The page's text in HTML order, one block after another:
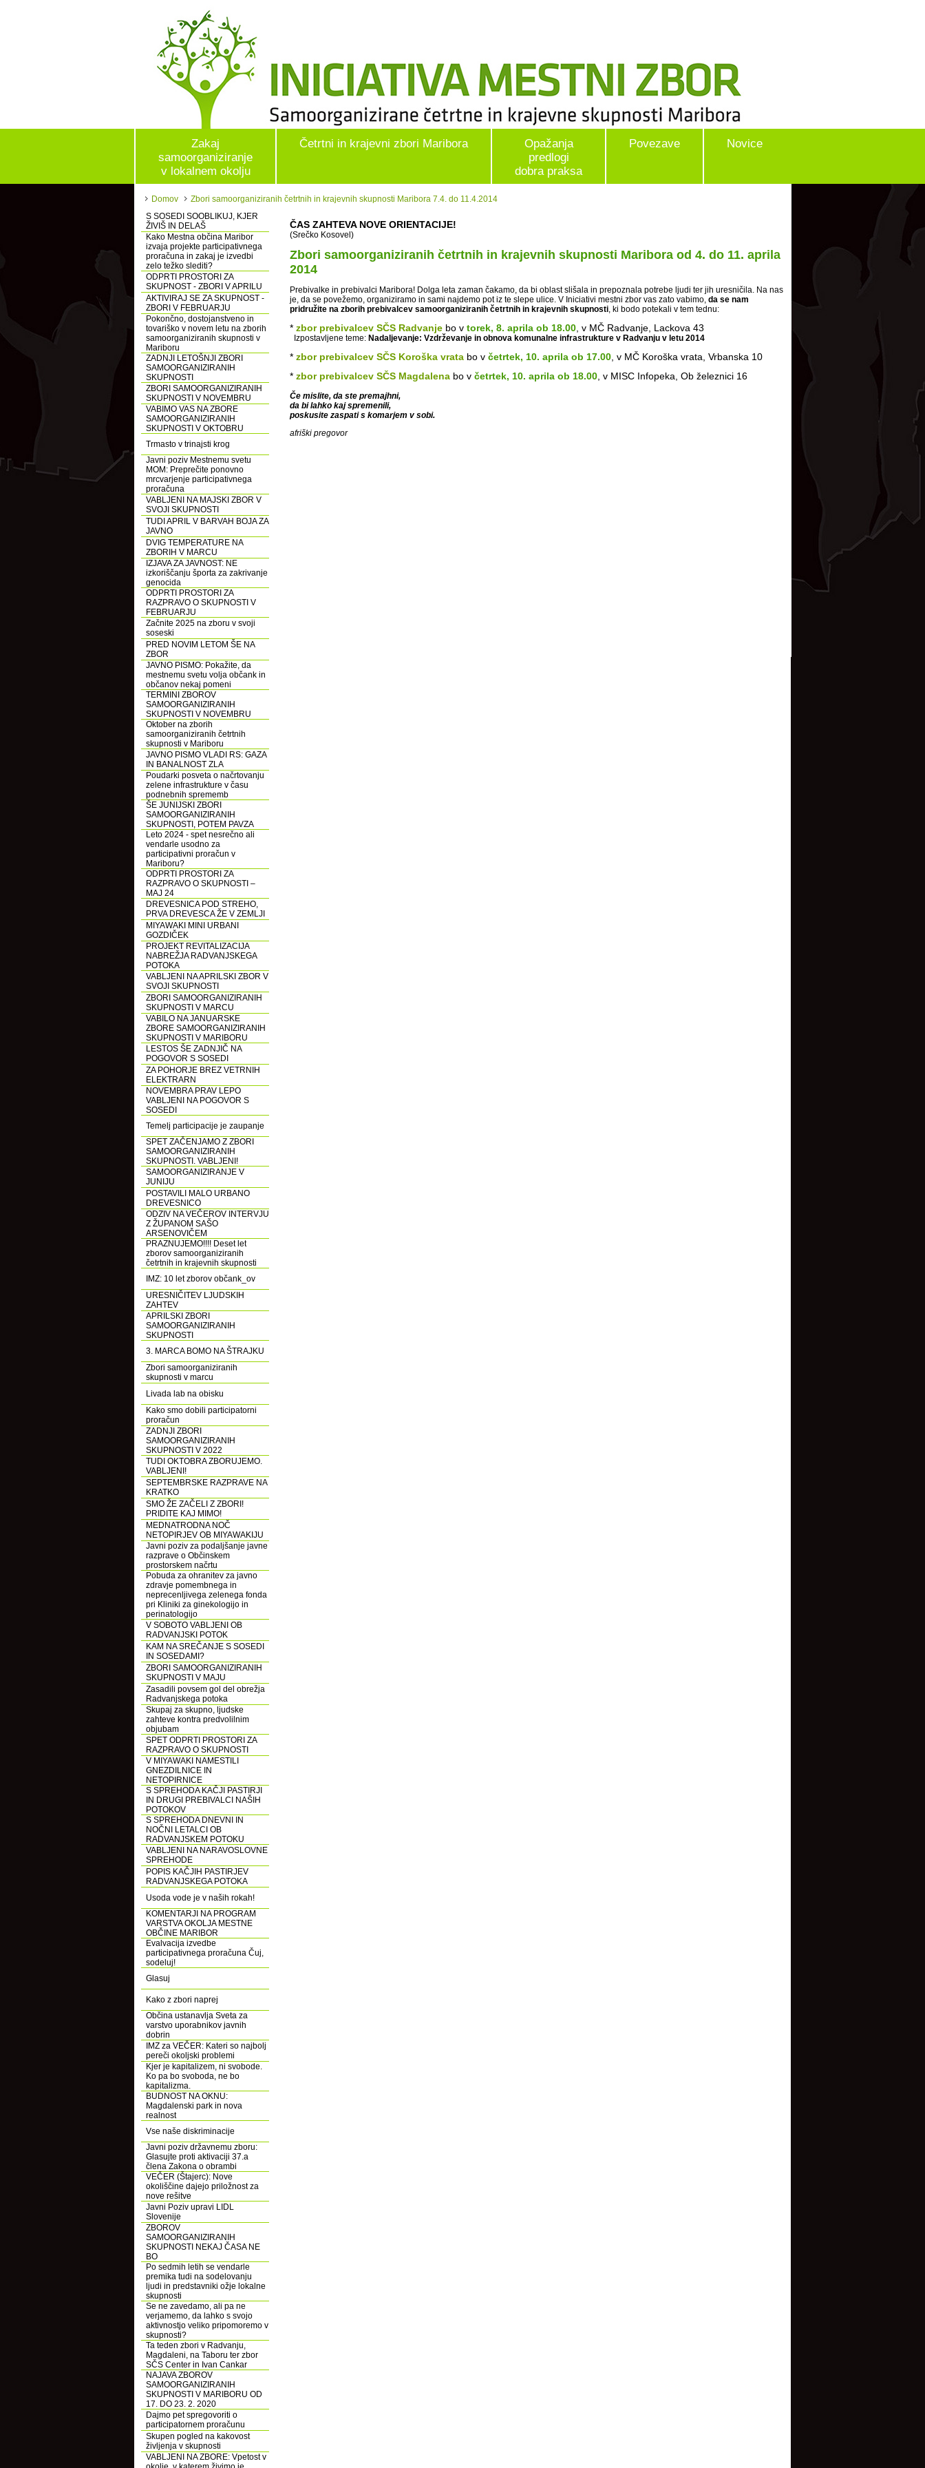
Zakaj
samoorganiziranje
v lokalnem okolju
Četrtni in krajevni zbori Maribora
Opažanja
predlogi
dobra praksa
Povezave Novice
Domov
Zbori samoorganiziranih četrtnih in krajevnih skupnosti Maribora 7.4. do 11.4.2014
S SOSEDI SOOBLIKUJ, KJER
ŽIVIŠ IN DELAŠ
Kako Mestna občina Maribor
izvaja projekte participativnega
proračuna in zakaj je izvedbi
zelo težko slediti?
ODPRTI PROSTORI ZA
SKUPNOST - ZBORI V APRILU
AKTIVIRAJ SE ZA SKUPNOST -
ZBORI V FEBRUARJU
Pokončno, dostojanstveno in
tovariško v novem letu na zborih
samoorganiziranih skupnosti v
Mariboru
ZADNJI LETOŠNJI ZBORI
SAMOORGANIZIRANIH
SKUPNOSTI
ZBORI SAMOORGANIZIRANIH
SKUPNOSTI V NOVEMBRU
VABIMO VAS NA ZBORE
SAMOORGANIZIRANIH
SKUPNOSTI V OKTOBRU
Trmasto v trinajsti krog
Javni poziv Mestnemu svetu
MOM: Preprečite ponovno
mrcvarjenje participativnega
proračuna
VABLJENI NA MAJSKI ZBOR V
SVOJI SKUPNOSTI
TUDI APRIL V BARVAH BOJA ZA
JAVNO
DVIG TEMPERATURE NA
ZBORIH V MARCU
IZJAVA ZA JAVNOST: NE
izkoriščanju športa za zakrivanje
genocida
ODPRTI PROSTORI ZA
RAZPRAVO O SKUPNOSTI V
FEBRUARJU
Začnite 2025 na zboru v svoji
soseski
PRED NOVIM LETOM ŠE NA
ZBOR
JAVNO PISMO: Pokažite, da
mestnemu svetu volja občank in
občanov nekaj pomeni
TERMINI ZBOROV
SAMOORGANIZIRANIH
SKUPNOSTI V NOVEMBRU
Oktober na zborih
samoorganiziranih četrtnih
skupnosti v Mariboru
JAVNO PISMO VLADI RS: GAZA
IN BANALNOST ZLA
Poudarki posveta o načrtovanju
zelene infrastrukture v času
podnebnih sprememb
ŠE JUNIJSKI ZBORI
SAMOORGANIZIRANIH
SKUPNOSTI, POTEM PAVZA
Leto 2024 - spet nesrečno ali
vendarle usodno za
participativni proračun v
Mariboru?
ODPRTI PROSTORI ZA
RAZPRAVO O SKUPNOSTI –
MAJ 24
DREVESNICA POD STREHO,
PRVA DREVESCA ŽE V ZEMLJI
MIYAWAKI MINI URBANI
GOZDIČEK
PROJEKT REVITALIZACIJA
NABREŽJA RADVANJSKEGA
POTOKA
VABLJENI NA APRILSKI ZBOR V
SVOJI SKUPNOSTI
ZBORI SAMOORGANIZIRANIH
SKUPNOSTI V MARCU
VABILO NA JANUARSKE
ZBORE SAMOORGANIZIRANIH
SKUPNOSTI V MARIBORU
LESTOS ŠE ZADNJIČ NA
POGOVOR S SOSEDI
ZA POHORJE BREZ VETRNIH
ELEKTRARN
NOVEMBRA PRAV LEPO
VABLJENI NA POGOVOR S
SOSEDI
Temelj participacije je zaupanje
SPET ZAČENJAMO Z ZBORI
SAMOORGANIZIRANIH
SKUPNOSTI. VABLJENI!
SAMOORGANIZIRANJE V
JUNIJU
POSTAVILI MALO URBANO
DREVESNICO
ODZIV NA VEČEROV INTERVJU
Z ŽUPANOM SAŠO
ARSENOVIČEM
PRAZNUJEMO!!!! Deset let
zborov samoorganiziranih
četrtnih in krajevnih skupnosti
IMZ: 10 let zborov občank_ov
URESNIČITEV LJUDSKIH
ZAHTEV
APRILSKI ZBORI
SAMOORGANIZIRANIH
SKUPNOSTI
3. MARCA BOMO NA ŠTRAJKU
Zbori samoorganiziranih
skupnosti v marcu
Livada lab na obisku
Kako smo dobili participatorni
proračun
ZADNJI ZBORI
SAMOORGANIZIRANIH
SKUPNOSTI V 2022
TUDI OKTOBRA ZBORUJEMO.
VABLJENI!
SEPTEMBRSKE RAZPRAVE NA
KRATKO
SMO ŽE ZAČELI Z ZBORI!
PRIDITE KAJ MIMO!
MEDNATRODNA NOČ
NETOPIRJEV OB MIYAWAKIJU
Javni poziv za podaljšanje javne
razprave o Občinskem
prostorskem načrtu
Pobuda za ohranitev za javno
zdravje pomembnega in
neprecenljivega zelenega fonda
pri Kliniki za ginekologijo in
perinatologijo
V SOBOTO VABLJENI OB
RADVANJSKI POTOK
KAM NA SREČANJE S SOSEDI
IN SOSEDAMI?
ZBORI SAMOORGANIZIRANIH
SKUPNOSTI V MAJU
Zasadili povsem gol del obrežja
Radvanjskega potoka
Skupaj za skupno, ljudske
zahteve kontra predvolilnim
objubam
SPET ODPRTI PROSTORI ZA
RAZPRAVO O SKUPNOSTI
V MIYAWAKI NAMESTILI
GNEZDILNICE IN
NETOPIRNICE
S SPREHODA KAČJI PASTIRJI
IN DRUGI PREBIVALCI NAŠIH
POTOKOV
S SPREHODA DNEVNI IN
NOČNI LETALCI OB
RADVANJSKEM POTOKU
VABLJENI NA NARAVOSLOVNE
SPREHODE
POPIS KAČJIH PASTIRJEV
RADVANJSKEGA POTOKA
Usoda vode je v naših rokah!
KOMENTARJI NA PROGRAM
VARSTVA OKOLJA MESTNE
OBČINE MARIBOR
Evalvacija izvedbe
participativnega proračuna Čuj,
sodeluj!
Glasuj
Kako z zbori naprej
Občina ustanavlja Sveta za
varstvo uporabnikov javnih
dobrin
IMZ za VEČER: Kateri so najbolj
pereči okoljski problemi
Kjer je kapitalizem, ni svobode.
Ko pa bo svoboda, ne bo
kapitalizma.
BUDNOST NA OKNU:
Magdalenski park in nova
realnost
Vse naše diskriminacije
Javni poziv državnemu zboru:
Glasujte proti aktivaciji 37.a
člena Zakona o obrambi
VEČER (Štajerc): Nove
okoliščine dajejo priložnost za
nove rešitve
Javni Poziv upravi LIDL
Slovenije
ZBOROV
SAMOORGANIZIRANIH
SKUPNOSTI NEKAJ ČASA NE
BO
Po sedmih letih se vendarle
premika tudi na sodelovanju
ljudi in predstavniki ožje lokalne
skupnosti
Se ne zavedamo, ali pa ne
verjamemo, da lahko s svojo
aktivnostjo veliko pripomoremo v
skupnosti?
Ta teden zbori v Radvanju,
Magdaleni, na Taboru ter zbor
SČS Center in Ivan Cankar
NAJAVA ZBOROV
SAMOORGANIZIRANIH
SKUPNOSTI V MARIBORU OD
17. DO 23. 2. 2020
Dajmo pet spregovoriti o
participatornem proračunu
Skupen pogled na kakovost
življenja v skupnosti
VABLJENI NA ZBORE: Vpetost v
ČAS ZAHTEVA NOVE ORIENTACIJE!
(Srečko Kosovel)
Zbori samoorganiziranih četrtnih in krajevnih skupnosti Maribora od 4. do 11. aprila
2014
Prebivalke in prebivalci Maribora! Dolga leta zaman čakamo, da bi oblast slišala in prepoznala potrebe ljudi ter jih uresničila. Na nas
je, da se povežemo, organiziramo in sami najdemo pot iz te slepe ulice. V Iniciativi mestni zbor vas zato vabimo, da se nam
pridružite na zborih prebivalcev samoorganiziranih četrtnih in krajevnih skupnosti, ki bodo potekali v tem tednu:
* zbor prebivalcev SČS Radvanje bo v torek, 8. aprila ob 18.00 , v MČ Radvanje, Lackova 43
Izpostavljene teme: Nadaljevanje: Vzdrževanje in obnova komunalne infrastrukture v Radvanju v letu 2014
* zbor prebivalcev SČS Koroška vrata bo v četrtek, 10. aprila ob 17.00 , v MČ Koroška vrata, Vrbanska 10
* zbor prebivalcev SČS Magdalena bo v četrtek, 10. aprila ob 18.00 , v MISC Infopeka, Ob železnici 16
Če mislite, da ste premajhni,
da bi lahko kaj spremenili,
poskusite zaspati s komarjem v sobi.
afriški pregovor